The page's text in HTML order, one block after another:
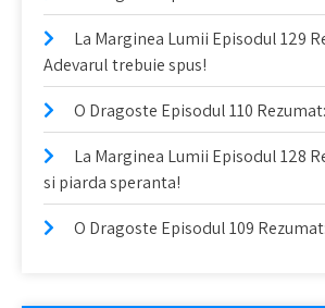
La Marginea Lumii Episodul 129
Adevarul trebuie spus!
O Dragoste Episodul 110
La Marginea Lumii Episodul 128
si piarda speranta!
O Dragoste Episodul 109